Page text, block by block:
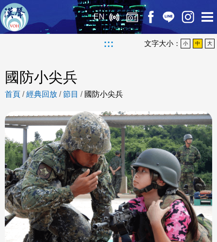
EN
::: 文字大小： 小 中 大
國防小尖兵
首頁 /經典回放 /節目 / 國防小尖兵